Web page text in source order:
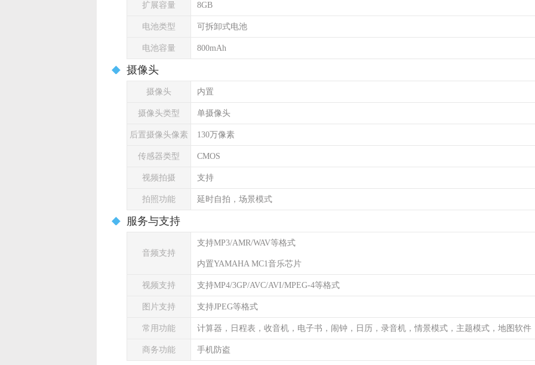
扩展容量 8GB
电池类型 可拆卸式电池
电池容量 800mAh
摄像头
摄像头 内置
摄像头类型 单摄像头
后置摄像头像素 130万像素
传感器类型 CMOS
视频拍摄 支持
拍照功能 延时自拍，场景模式
服务与支持
音频支持
支持MP3/AMR/WAV等格式
内置YAMAHA MC1音乐芯片
视频支持 支持MP4/3GP/AVC/AVI/MPEG-4等格式
图片支持 支持JPEG等格式
常用功能 计算器，日程表，收音机，电子书，闹钟，日历，录音机，情景模式，主题模式，地图软件
商务功能 手机防盗